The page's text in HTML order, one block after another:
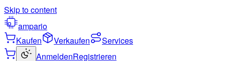
Skip to content
ampario
Kaufen
Verkaufen
Services
AnmeldenRegistrieren